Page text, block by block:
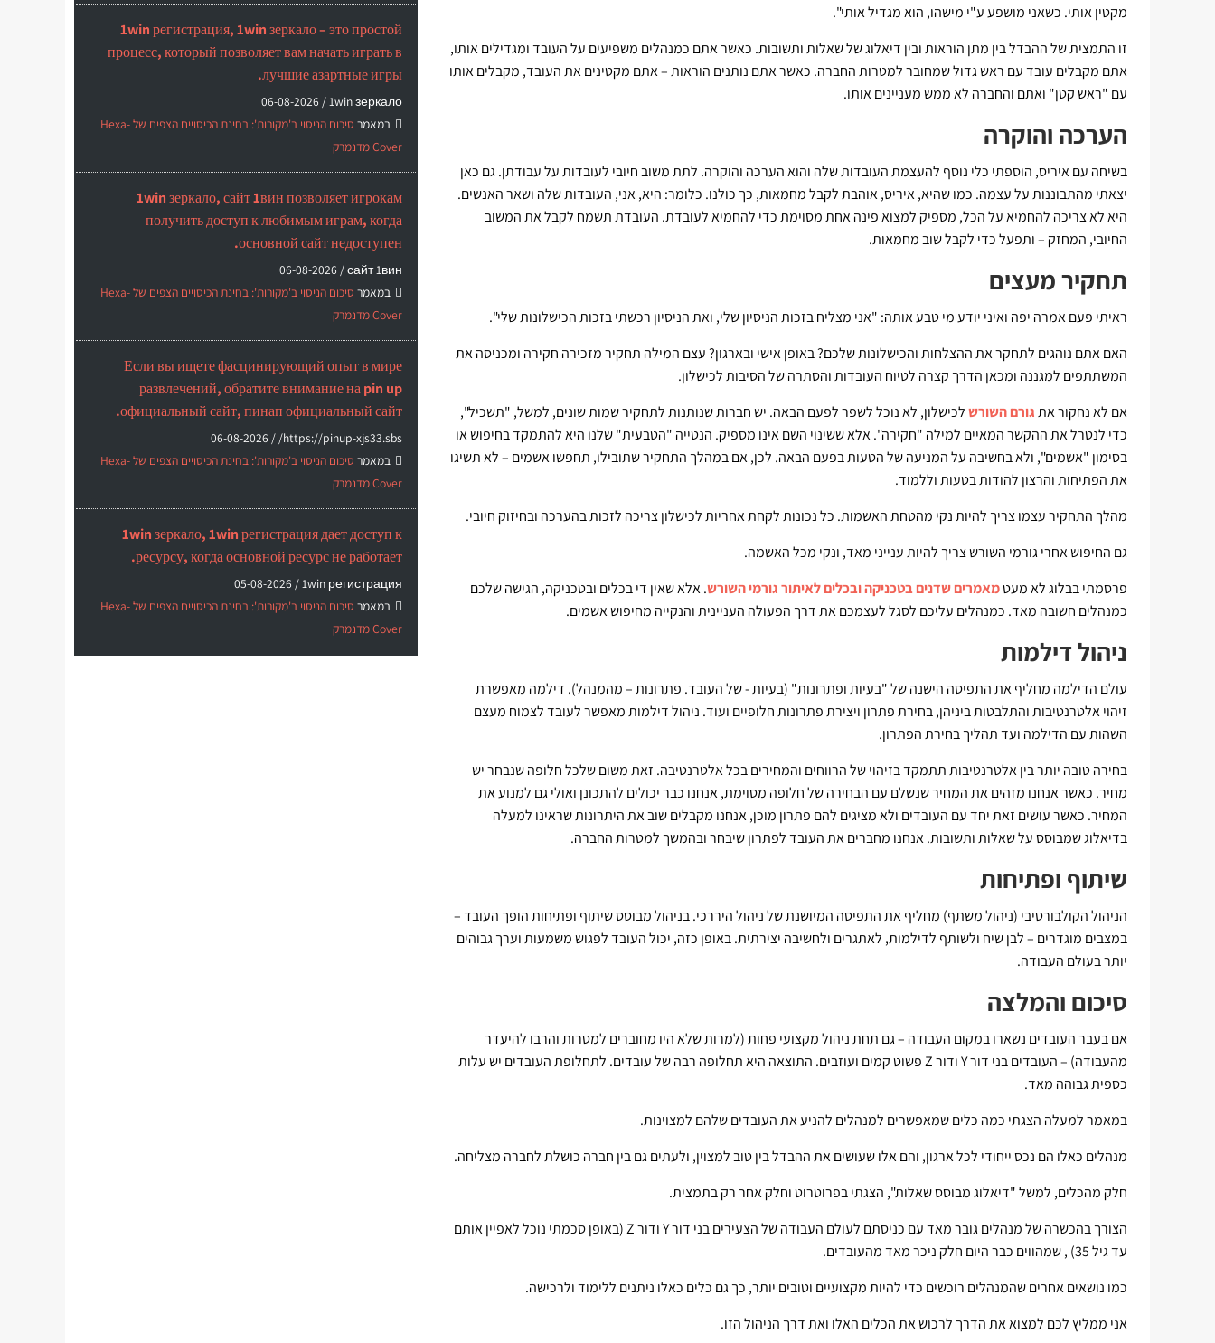
מקטין אותי. כשאני מושפע ע"י מישהו, הוא מגדיל אותי".
זו התמצית של ההבדל בין מתן הוראות ובין דיאלוג של שאלות ותשובות. כאשר אתם כמנהלים משפיעים על העובד ומגדילים אותו,
אתם מקבלים עובד עם ראש גדול שמחובר למטרות החברה. כאשר אתם נותנים הוראות – אתם מקטינים את העובד, מקבלים אותו
עם "ראש קטן" ואתם והחברה לא ממש מעניינים אותו.
הערכה והוקרה
בשיחה עם איריס, הוספתי כלי נוסף להעצמת העובדות שלה והוא הערכה והוקרה. לתת משוב חיובי לעובדות על עבודתן. גם כאן
יצאתי מהתבוננות על עצמה. כמו שהיא, איריס, אוהבת לקבל מחמאות, כך כולנו. כלומר: היא, אני, העובדות שלה ושאר האנשים.
היא לא צריכה להחמיא על הכל, מספיק למצוא פינה אחת מסוימת כדי להחמיא לעובדת. העובדת תשמח לקבל את המשוב
החיובי, המחזק – ותפעל כדי לקבל שוב מחמאות.
תחקיר מעצים
ראיתי פעם אמרה יפה ואיני יודע מי טבע אותה: "אני מצליח בזכות הניסיון שלי, ואת הניסיון רכשתי בזכות הכישלונות שלי".
האם אתם נוהגים לתחקר את ההצלחות והכישלונות שלכם? באופן אישי ובארגון? עצם המילה תחקיר מזכירה חקירה ומכניסה את
המשתתפים למגננה ומכאן הדרך קצרה לטיוח העובדות והסתרה של הסיבות לכישלון.
אם לא נחקור אתגורם השורשלכישלון, לא נוכל לשפר לפעם הבאה. יש חברות שנותנות לתחקיר שמות שונים, למשל, "תשכיל",
כדי לנטרל את ההקשר המאיים למילה "חקירה". אלא ששינוי השם אינו מספיק. הנטייה "הטבעית" שלנו היא להתמקד בחיפוש או
בסימון "אשמים", ולא בחשיבה על המניעה של הטעות בפעם הבאה. לכן, אם במהלך התחקיר שתובילו, תחפשו אשמים – לא תשיגו
את הפתיחות והרצון להודות בטעות וללמוד.
מהלך התחקיר עצמו צריך להיות נקי מהטחת האשמות. כל נכונות לקחת אחריות לכישלון צריכה לזכות בהערכה ובחיזוק חיובי.
גם החיפוש אחרי גורמי השורש צריך להיות ענייני מאד, ונקי מכל האשמה.
פרסמתי בבלוג לא מעטמאמרים שדנים בטכניקה ובכלים לאיתור גורמי השורש. אלא שאין די בכלים ובטכניקה, הגישה שלכם
כמנהלים חשובה מאד. כמנהלים עליכם לסגל לעצמכם את דרך הפעולה העניינית והנקייה מחיפוש אשמים.
ניהול דילמות
עולם הדילמה מחליף את התפיסה הישנה של "בעיות ופתרונות" (בעיות - של העובד. פתרונות – מהמנהל). דילמה מאפשרת
זיהוי אלטרנטיבות והתלבטות ביניהן, בחירת פתרון ויצירת פתרונות חלופיים ועוד. ניהול דילמות מאפשר לעובד לצמוח מעצם
השהות עם הדילמה ועד תהליך בחירת הפתרון.
בחירה טובה יותר בין אלטרנטיבות תתמקד בזיהוי של הרווחים והמחירים בכל אלטרנטיבה. זאת משום שלכל חלופה שנבחר יש
מחיר. כאשר אנחנו מזהים את המחיר שנשלם עם הבחירה של חלופה מסוימת, אנחנו כבר יכולים להתכונן ואולי גם למנוע את
המחיר. כאשר עושים זאת יחד עם העובדים ולא מציגים להם פתרון מוכן, אנחנו מקבלים שוב את היתרונות שראינו למעלה
בדיאלוג שמבוסס על שאלות ותשובות. אנחנו מחברים את העובד לפתרון שיבחר ובהמשך למטרות החברה.
שיתוף ופתיחות
הניהול הקולבורטיבי (ניהול משתף) מחליף את התפיסה המיושנת של ניהול היררכי. בניהול מבוסס שיתוף ופתיחות הופך העובד –
במצבים מוגדרים – לבן שיח ולשותף לדילמות, לאתגרים ולחשיבה יצירתית. באופן כזה, יכול העובד לפגוש משמעות וערך גבוהים
יותר בעולם העבודה.
סיכום והמלצה
אם בעבר העובדים נשארו במקום העבודה – גם תחת ניהול מקצועי פחות (למרות שלא היו מחוברים למטרות והרבו להיעדר
מהעבודה) – העובדים בני דור Y ודור Z פשוט קמים ועוזבים. התוצאה היא תחלופה רבה של עובדים. לתחלופת העובדים יש עלות
כספית גבוהה מאד.
במאמר למעלה הצגתי כמה כלים שמאפשרים למנהלים להניע את העובדים שלהם למצוינות.
מנהלים כאלו הם נכס ייחודי לכל ארגון, והם אלו שעושים את ההבדל בין טוב למצוין, ולעתים גם בין חברה כושלת לחברה מצליחה.
חלק מהכלים, למשל "דיאלוג מבוסס שאלות", הצגתי בפרוטרוט וחלק אחר רק בתמצית.
הצורך בהכשרה של מנהלים גובר מאד עם כניסתם לעולם העבודה של הצעירים בני דור Y ודור Z (באופן סכמתי נוכל לאפיין אותם
עד גיל 35) , שמהווים כבר היום חלק ניכר מאד מהעובדים.
כמו נושאים אחרים שהמנהלים רוכשים כדי להיות מקצועיים וטובים יותר, כך גם כלים כאלו ניתנים ללימוד ולרכישה.
אני ממליץ לכם למצוא את הדרך לרכוש את הכלים האלו ואת דרך הניהול הזו.
1win регистрация, 1win зеркало – это простой
процесс, который позволяет вам начать играть в
лучшие азартные игры.
1win зеркало /
06-08-2026
במאמר
סיכום הניסוי ב'מקורות': בחינת הכיסויים הצפים של Hexa-
Cover מדנמרק
1win зеркало, сайт 1вин позволяет игрокам
получить доступ к любимым играм, когда
основной сайт недоступен.
сайт 1вин /
06-08-2026
במאמר
סיכום הניסוי ב'מקורות': בחינת הכיסויים הצפים של Hexa-
Cover מדנמרק
Если вы ищете фасцинирующий опыт в мире
развлечений, обратите внимание на pin up
официальный сайт, пинап официальный сайт.
https://pinup-xjs33.sbs/ /
06-08-2026
במאמר
סיכום הניסוי ב'מקורות': בחינת הכיסויים הצפים של Hexa-
Cover מדנמרק
1win зеркало, 1win регистрация дает доступ к
ресурсу, когда основной ресурс не работает.
1win регистрация /
05-08-2026
במאמר
סיכום הניסוי ב'מקורות': בחינת הכיסויים הצפים של Hexa-
Cover מדנמרק